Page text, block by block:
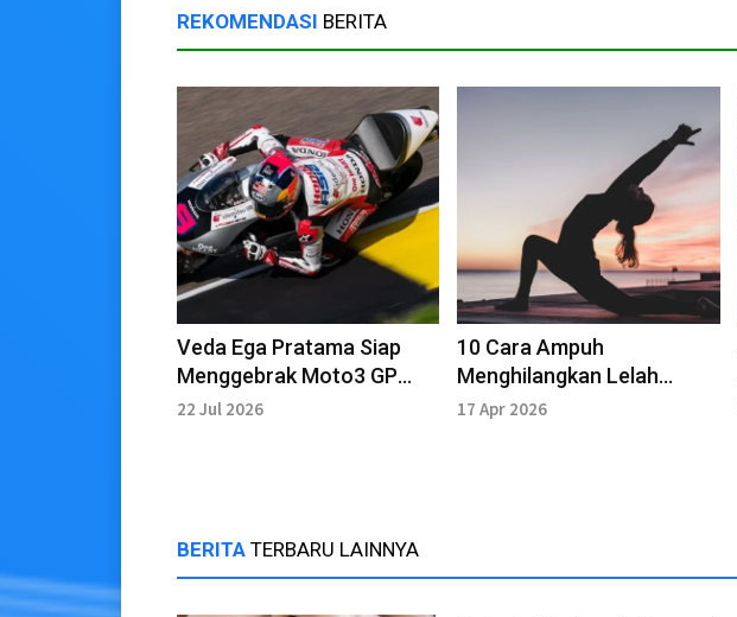
REKOMENDASI BERITA
Veda Ega Pratama Siap
Menggebrak Moto3 GP
Mandalika: Harapan Baru
22 Jul 2026
10 Cara Ampuh
Menghilangkan Lelah
setelah Bekerja Seharian.
17 Apr 2026
BERITA TERBARU LAINNYA